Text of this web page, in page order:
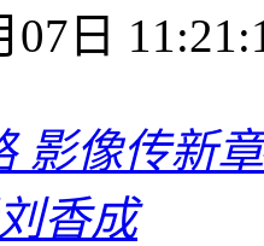
07日
影像传新
香成